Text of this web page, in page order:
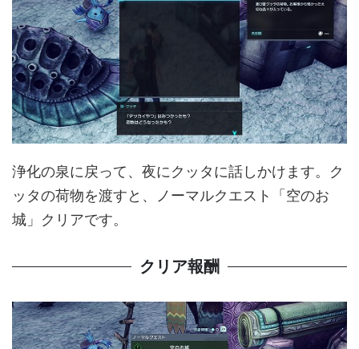
浄化の泉に戻って、夜にクッタに話しかけます。ク
ッタの荷物を渡すと、ノーマルクエスト「空のお
城」クリアです。
クリア報酬